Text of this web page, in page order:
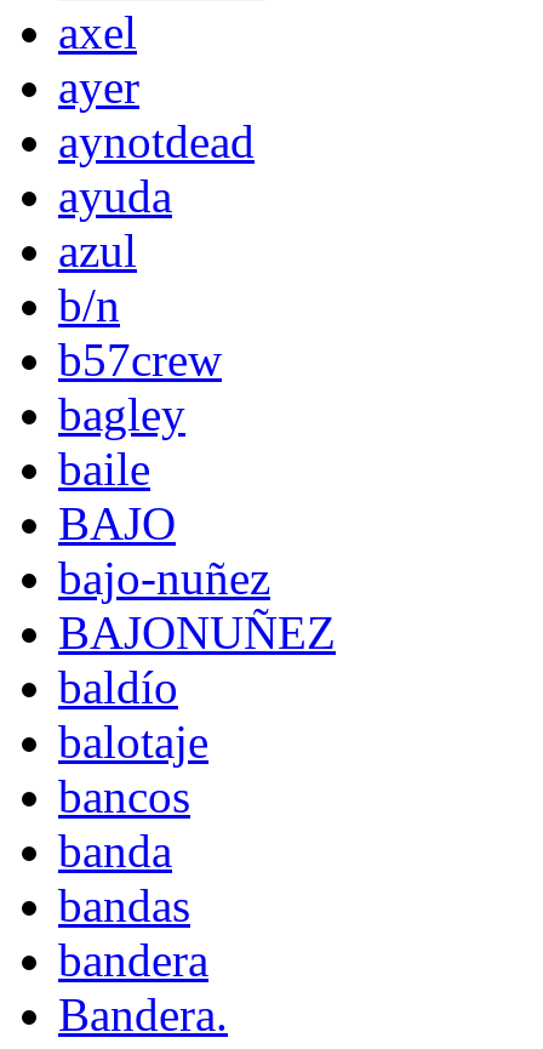
axel
ayer
aynotdead
ayuda
azul
b/n
b57crew
bagley
baile
BAJO
bajo-nuñez
BAJONUÑEZ
baldío
balotaje
bancos
banda
bandas
bandera
Bandera.